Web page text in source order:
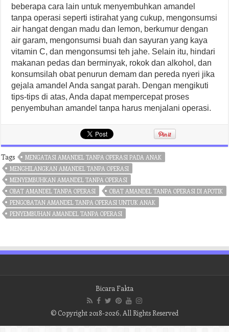
beberapa cara lain untuk menyembuhkan amandel
tanpa operasi seperti istirahat yang cukup, mengonsumsi
air hangat dengan madu dan lemon, berkumur dengan
air garam, mengonsumsi buah dan sayuran yang kaya
vitamin C, dan mengonsumsi teh jahe. Selain itu, hindari
makanan pedas dan berminyak, rokok dan alkohol, dan
konsumsilah obat penurun demam dan pereda nyeri jika
gejala amandel Anda sangat parah. Dengan mengikuti
tips-tips di atas, Anda dapat mempercepat proses
penyembuhan amandel tanpa harus menjalani operasi.
Tags
MENGATASI AMANDEL TANPA OPERASI PADA ANAK
MENGHILANGKAN AMANDEL TANPA OPERASI
MENYEMBUHKAN AMANDEL TANPA OPERASI
OBAT AMANDEL TANPA OPERASI
OBAT AMANDEL TANPA OPERASI DI APOTIK
PENGOBATAN AMANDEL TANPA OPERASI UNTUK ANAK
PENYEMBUHAN AMANDEL TANPA OPERASI
Bicara Fakta
© Copyright 2018-2026, All Rights Reserved